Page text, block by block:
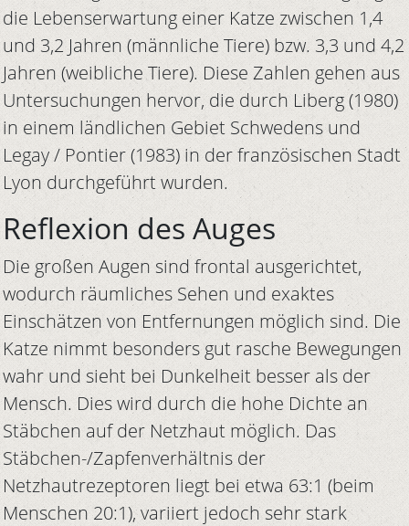
die Lebenserwartung einer Katze zwischen 1,4
und 3,2 Jahren (männliche Tiere) bzw. 3,3 und 4,2
Jahren (weibliche Tiere). Diese Zahlen gehen aus
Untersuchungen hervor, die durch Liberg (1980)
in einem ländlichen Gebiet Schwedens und
Legay / Pontier (1983) in der französischen Stadt
Lyon durchgeführt wurden.
Reflexion des Auges
Die großen Augen sind frontal ausgerichtet,
wodurch räumliches Sehen und exaktes
Einschätzen von Entfernungen möglich sind. Die
Katze nimmt besonders gut rasche Bewegungen
wahr und sieht bei Dunkelheit besser als der
Mensch. Dies wird durch die hohe Dichte an
Stäbchen auf der Netzhaut möglich. Das
Stäbchen-/Zapfenverhältnis der
Netzhautrezeptoren liegt bei etwa 63:1 (beim
Menschen 20:1), variiert jedoch sehr stark